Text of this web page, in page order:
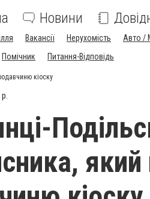
Новини
Вакансії Нерухомість Авто /
Помічник Питання-Відповідь
кіоску
який